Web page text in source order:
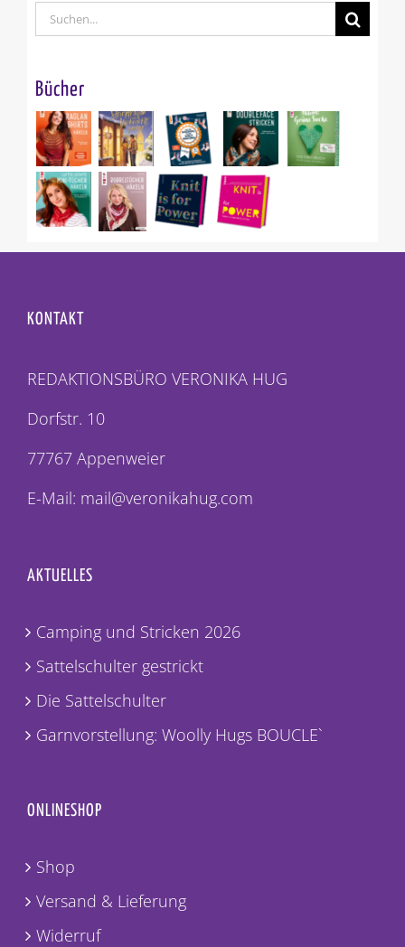
Suche
nach:
Bücher
KONTAKT
REDAKTIONSBÜRO VERONIKA HUG
Dorfstr. 10
77767 Appenweier
E-Mail: mail@veronikahug.com
AKTUELLES
Camping und Stricken 2026
Sattelschulter gestrickt
Die Sattelschulter
Garnvorstellung: Woolly Hugs BOUCLE`
ONLINESHOP
Shop
Versand & Lieferung
Widerruf